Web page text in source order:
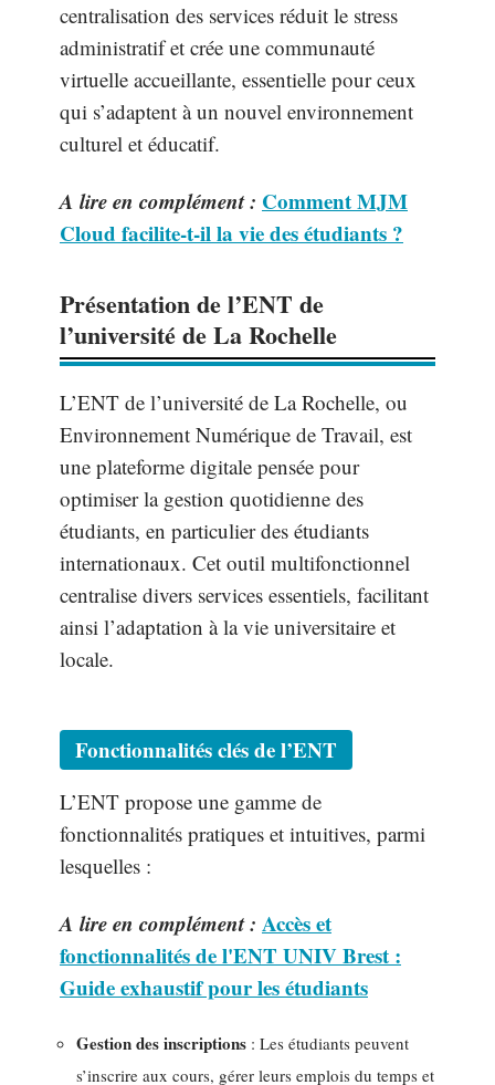
centralisation des services réduit le stress
administratif et crée une communauté
virtuelle accueillante, essentielle pour ceux
qui s’adaptent à un nouvel environnement
culturel et éducatif.
A lire en complément : Comment MJM
Cloud facilite-t-il la vie des étudiants ?
Présentation de l’ENT de
l’université de La Rochelle
L’ENT de l’université de La Rochelle, ou
Environnement Numérique de Travail, est
une plateforme digitale pensée pour
optimiser la gestion quotidienne des
étudiants, en particulier des étudiants
internationaux. Cet outil multifonctionnel
centralise divers services essentiels, facilitant
ainsi l’adaptation à la vie universitaire et
locale.
Fonctionnalités clés de l’ENT
L’ENT propose une gamme de
fonctionnalités pratiques et intuitives, parmi
lesquelles :
A lire en complément : Accès et
fonctionnalités de l'ENT UNIV Brest :
Guide exhaustif pour les étudiants
Gestion des inscriptions : Les étudiants peuvent
s’inscrire aux cours, gérer leurs emplois du temps et